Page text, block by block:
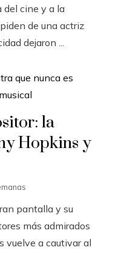
del cine y a la
de una actriz
dejaron ...
la
Hopkins y
pantalla y su
más admirados
vuelve a cautivar al